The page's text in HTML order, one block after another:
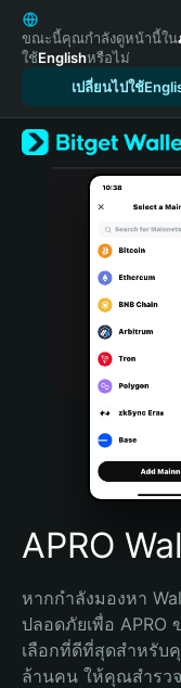
English
日本語
Tiếng Việt
Español
Türkçe
Italiano
Português (Portugal)
Bahasa Indonesia
Português (Brasil)
Español (Argentina)
ขณะนี้คุณกำลังดูหน้านี้ใน
ใช้Englishหรือไม่
เปลี่ยนไปใช้
APRO
หากกำลังมองหา
ปลอดภัยเพื่อ APRO
เลือกที่ดีที่สุดสำหรับ
ล้านคน ให้คุณสำรว